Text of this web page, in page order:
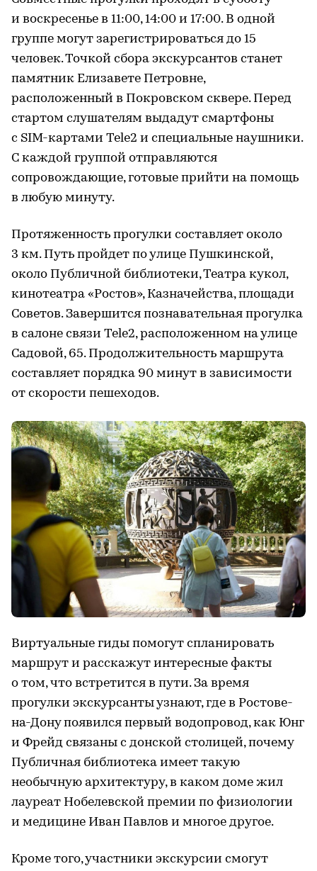
и воскресенье в 11:00, 14:00 и 17:00. В одной
группе могут зарегистрироваться до 15
человек. Точкой сбора экскурсантов станет
памятник Елизавете Петровне,
расположенный в Покровском сквере. Перед
стартом слушателям выдадут смартфоны
с SIM-картами Tele2 и специальные наушники.
С каждой группой отправляются
сопровождающие, готовые прийти на помощь
в любую минуту.
Протяженность прогулки составляет около
3 км. Путь пройдет по улице Пушкинской,
около Публичной библиотеки, Театра кукол,
кинотеатра «Ростов», Казначейства, площади
Советов. Завершится познавательная прогулка
в салоне связи Tele2, расположенном на улице
Садовой, 65. Продолжительность маршрута
составляет порядка 90 минут в зависимости
от скорости пешеходов.
Виртуальные гиды помогут спланировать
маршрут и расскажут интересные факты
о том, что встретится в пути. За время
прогулки экскурсанты узнают, где в Ростове-
на-Дону появился первый водопровод, как Юнг
и Фрейд связаны с донской столицей, почему
Публичная библиотека имеет такую
необычную архитектуру, в каком доме жил
лауреат Нобелевской премии по физиологии
и медицине Иван Павлов и многое другое.
Кроме того, участники экскурсии смогут